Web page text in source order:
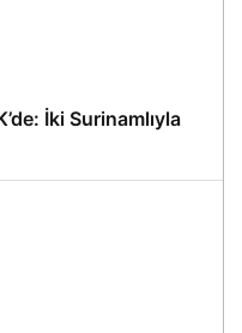
İki Surinamlıyla